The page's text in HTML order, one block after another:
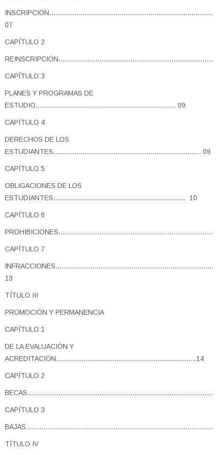
07
CAPÍTULO 2
CAPÍTULO 3
PLANES Y PROGRAMAS DE
ESTUDIO........................................................................ 09
CAPÍTULO 4
DERECHOS DE LOS
ESTUDIANTES............................................................................ 09
CAPÍTULO 5
OBLIGACIONES DE LOS
ESTUDIANTES.................................................................... 10
CAPÍTULO 6
CAPÍTULO 7
13
TÍTULO III
PROMOCIÓN Y PERMANENCIA
CAPÍTULO 1
DE LA EVALUACIÓN Y
ACREDITACIÓN........................................................................14
CAPÍTULO 2
CAPÍTULO 3
TÍTULO IV